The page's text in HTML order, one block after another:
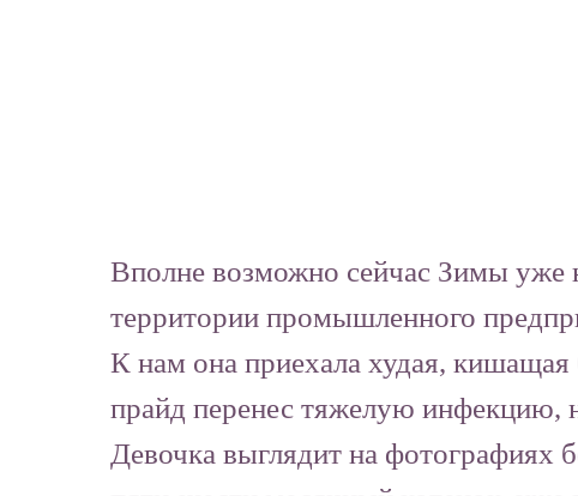
Вполне возможно сейчас Зимы уже
территории промышленного
К нам она приехала худая,
прайд перенес тяжелую инфекцию,
Девочка выглядит на фотографиях